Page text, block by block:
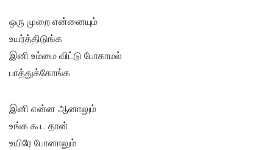
ஒரு முறை என்னையும்
உயர்த்திடுங்க
இனி உம்மை விட்டு போகாமல்
பாத்துக்கோங்க
இனி என்ன ஆனாலும்
உங்க கூட தான்
உயிரே போனாலும்